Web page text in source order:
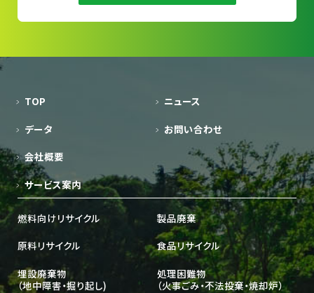
TOP
ニュース
データ
お問い合わせ
会社概要
サービス案内
燃料向けリサイクル
製品廃棄
原料リサイクル
食品リサイクル
埋設廃棄物
（地中障害・掘り起し)
処理困難物
（火事ごみ・不法投棄・焼却炉）